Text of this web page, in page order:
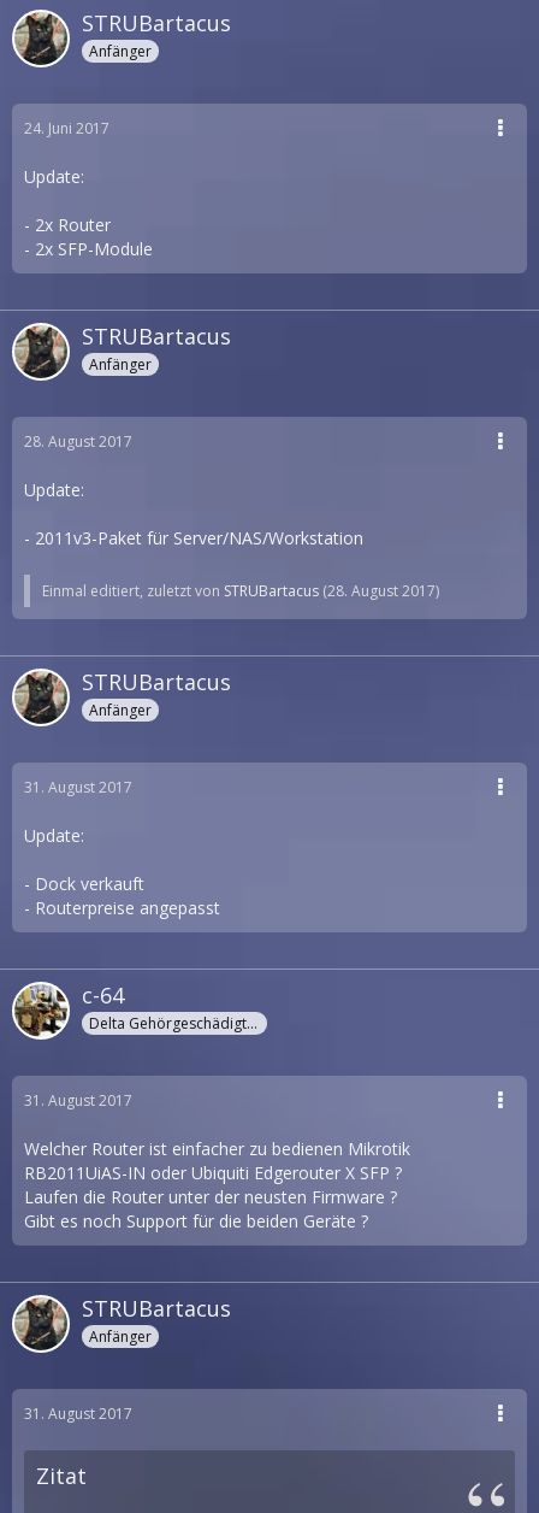
STRUBartacus
Anfänger
24. Juni 2017
Update:
- 2x Router
- 2x SFP-Module
STRUBartacus
Anfänger
28. August 2017
Update:
- 2011v3-Paket für Server/NAS/Workstation
Einmal editiert, zuletzt von STRUBartacus (28. August 2017)
STRUBartacus
Anfänger
31. August 2017
Update:
- Dock verkauft
- Routerpreise angepasst
c-64
Delta Gehörgeschädigter
31. August 2017
Welcher Router ist einfacher zu bedienen Mikrotik
RB2011UiAS-IN oder Ubiquiti Edgerouter X SFP ?
Laufen die Router unter der neusten Firmware ?
Gibt es noch Support für die beiden Geräte ?
STRUBartacus
Anfänger
31. August 2017
Zitat